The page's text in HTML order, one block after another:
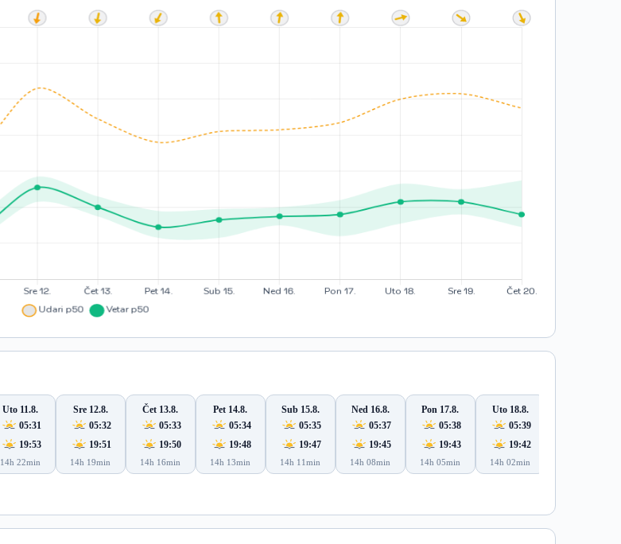
Uto 11.8.
05:31
19:53
14h 22min
Sre 12.8.
05:32
19:51
14h 19min
Čet 13.8.
05:33
19:50
14h 16min
Pet 14.8.
05:34
19:48
14h 13min
Sub 15.8.
05:35
19:47
14h 11min
Ned 16.8.
05:37
19:45
14h 08min
Pon 17.8.
05:38
19:43
14h 05min
Uto 18.8.
05:39
19:42
14h 02min